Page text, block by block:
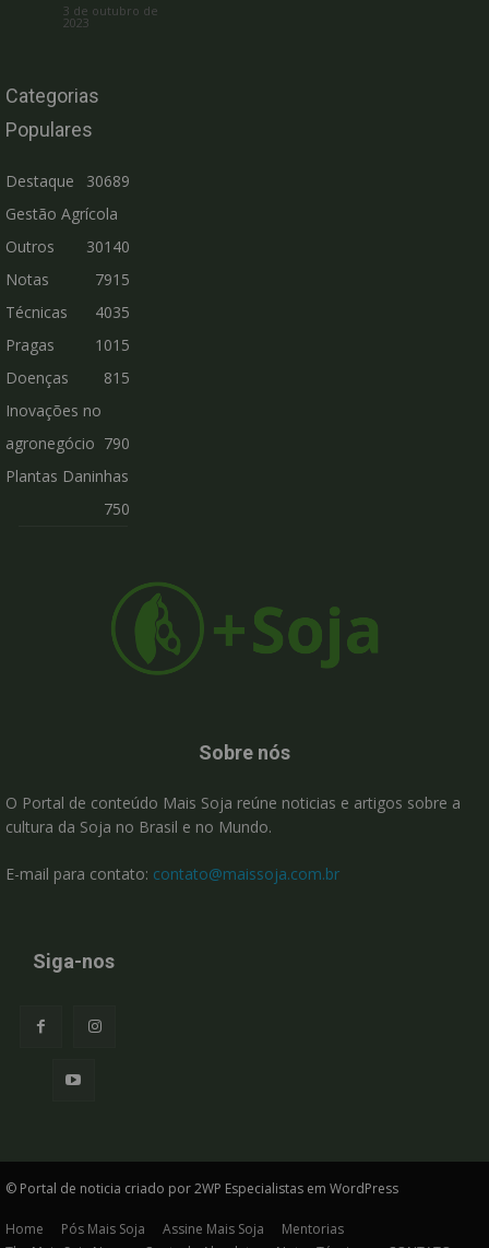
3 de outubro de
2023
Categorias
Populares
Destaque
30689
Gestão Agrícola
30140
Outros
7915
Notas
Técnicas
4035
Pragas
1015
Doenças
815
Inovações no
agronegócio 790
Plantas Daninhas
750
Sobre nós
O Portal de conteúdo Mais Soja reúne noticias e artigos sobre a
cultura da Soja no Brasil e no Mundo.
E-mail para contato: contato@maissoja.com.br
Siga-nos
© Portal de noticia criado por 2WP Especialistas em WordPress
Home Pós Mais Soja Assine Mais Soja
Mentorias